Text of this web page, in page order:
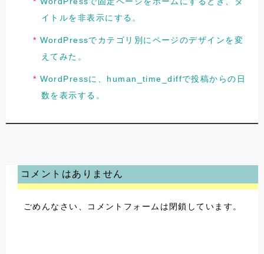
イトルを非表示にする。
WordPressでカテゴリ別にページのデザインを変
えてみた。
WordPressに、human_time_diffで投稿からの日
数を表示する。
コメントはありません
ごめんなさい、コメントフォームは閉鎖しています。